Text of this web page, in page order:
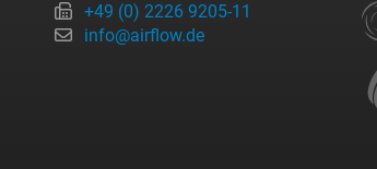
+49 (0) 2226 9205-11
info@airflow.de